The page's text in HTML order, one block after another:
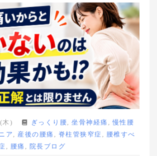
木) ぎっくり腰, 坐骨神経痛 , 慢性腰
ア , 産後の腰痛 , 脊柱管狭窄症 , 腰椎すべ
, 腰痛 , 院長ブログ